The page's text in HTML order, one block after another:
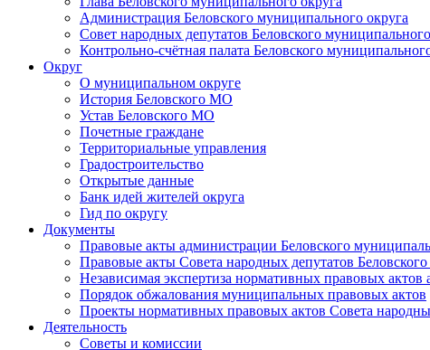
Администрация Беловского муниципального округа
Совет народных депутатов Беловского
Контрольно-счётная палата Беловского
Округ
О муниципальном округе
История Беловского МО
Устав Беловского МО
Почетные граждане
Территориальные управления
Градостроительство
Открытые данные
Банк идей жителей округа
Гид по округу
Документы
Правовые акты администрации Беловского
Правовые акты Совета народных депутатов
Независимая экспертиза нормативных правовых
Порядок обжалования муниципальных правовых актов
Проекты нормативных правовых актов Совета
Деятельность
Советы и комиссии